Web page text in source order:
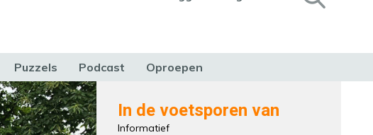
Puzzels Podcast Oproepen
MEDIA & CULTUUR
In de voetsporen van
Informatief